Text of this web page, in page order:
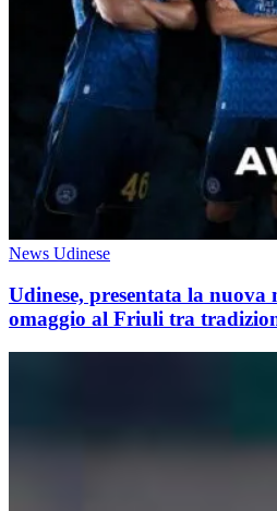
News Udinese
Udinese, presentata la nuova
omaggio al Friuli tra